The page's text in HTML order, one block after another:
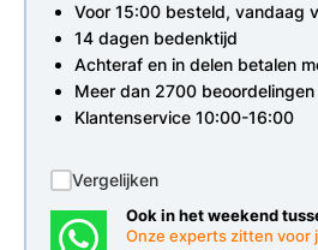
Voor 15:00 besteld, vandaag
14 dagen bedenktijd
Achteraf en in delen betalen
Meer dan 2700 beoordelingen
Klantenservice 10:00-16:00
Vergelijken
Ook in het weekend
Onze experts zitten voor